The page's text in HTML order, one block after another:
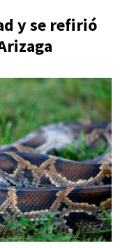
y se refirió